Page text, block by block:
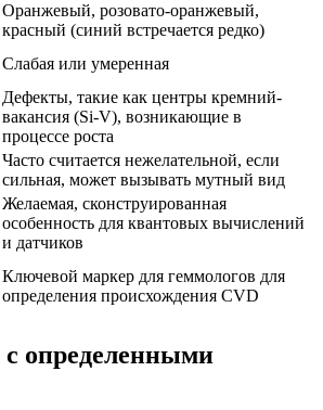
Оранжевый, розовато-оранжевый,
красный (синий встречается редко)
Слабая или умеренная
Дефекты, такие как центры кремний-
вакансия (Si-V), возникающие в
процессе роста
Часто считается нежелательной, если
сильная, может вызывать мутный вид
Желаемая, сконструированная
особенность для квантовых вычислений
и датчиков
Ключевой маркер для геммологов для
определения происхождения CVD
определенными